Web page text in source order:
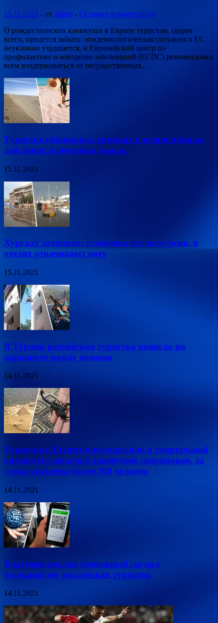
15.11.2021 - от admin - Оставьте комментарий
О рождественских каникулах в Европе туристам, скорее
всего, придётся забыть: эпидемиологическая ситуация в ЕС
неуклонно ухудшается, и Европейский центр по
профилактике и контролю заболеваний (ECDC) рекомендовал
всем воздерживаться от несущественных, …
Туристов обвинили в грязных и непристойных
действиях в песчаных дюнах
15.11.2021
Хургаду затопило: отменены все экскурсии, в
отелях откачивают воду
15.11.2021
В Турции российская туристка повисла на
парашюте между домами
14.11.2021
Туристов в Египте предупредили о смертельной
опасности: началось нашествие скорпионов, за
сутки укушены более 500 человек
14.11.2021
Властями послан тревожный сигнал
большинству российских туристов
14.11.2021